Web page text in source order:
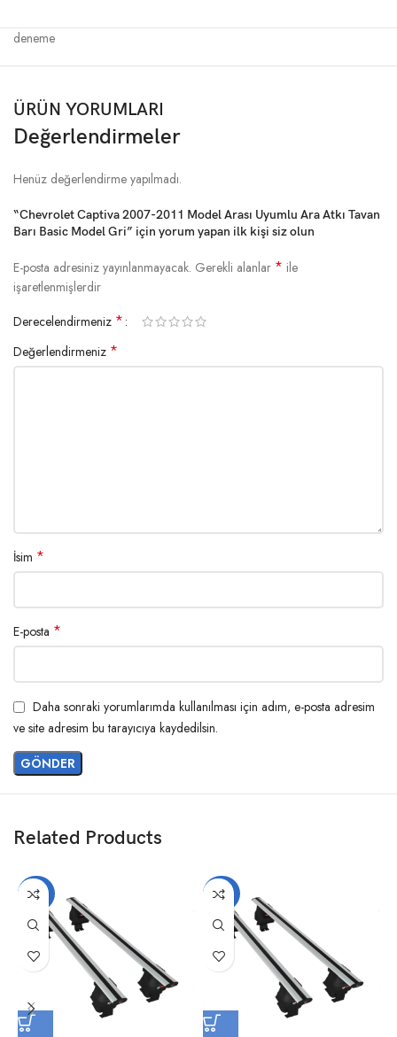
deneme
ÜRÜN YORUMLARI
Değerlendirmeler
Henüz değerlendirme yapılmadı.
“Chevrolet Captiva 2007-2011 Model Arası Uyumlu Ara Atkı Tavan
Barı Basic Model Gri” için yorum yapan ilk kişi siz olun
E-posta adresiniz yayınlanmayacak. Gerekli alanlar * ile
işaretlenmişlerdir
Derecelendirmeniz *
Değerlendirmeniz *
İsim *
E-posta *
Daha sonraki yorumlarımda kullanılması için adım, e-posta adresim
ve site adresim bu tarayıcıya kaydedilsin.
Related Products
-20% -20%